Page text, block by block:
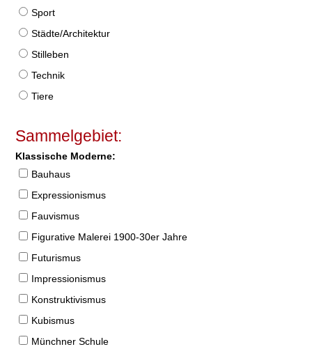
Sport
Städte/Architektur
Stilleben
Technik
Tiere
Sammelgebiet:
Klassische Moderne:
Bauhaus
Expressionismus
Fauvismus
Figurative Malerei 1900-30er Jahre
Futurismus
Impressionismus
Konstruktivismus
Kubismus
Münchner Schule